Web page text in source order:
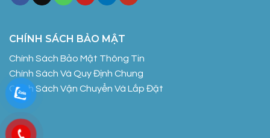
CHÍNH SÁCH BẢO MẬT
Chính Sách Bảo Mật Thông Tin
Chính Sách Và Quy Định Chung
Chính Sách Vận Chuyển Và Lắp Đặt